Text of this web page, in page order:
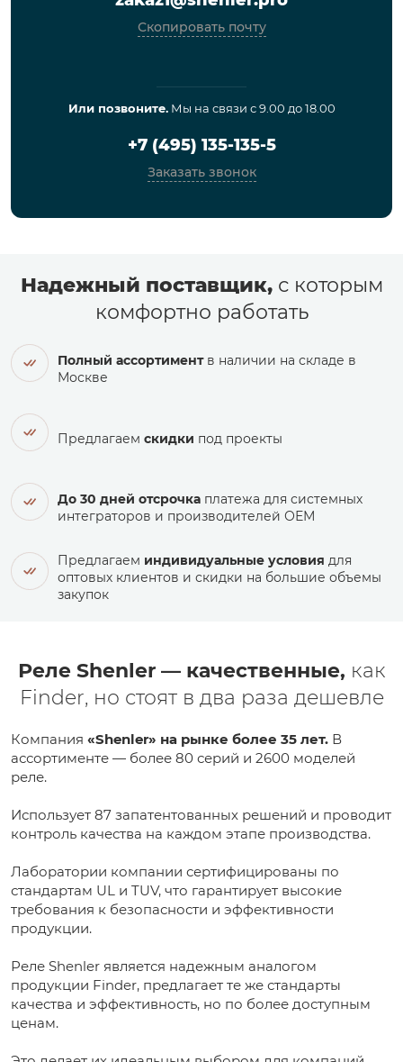
Скопировать почту
Или позвоните.Мы на связи с 9.00 до 18.00
+7 (495) 135-135-5
Заказать звонок
Надежный поставщик,с которым
комфортно работать
Полный ассортиментв наличии на складе в
Москве
Предлагаем скидки под проекты
До 30 дней отсрочка платежа для системных
интеграторов и производителей ОЕМ
Предлагаем индивидуальные условия для
оптовых клиентов и скидки на большие объемы
закупок
Реле Shenler — качественные, как
Finder, но стоят в два раза дешевле
Компания «Shenler» на рынке более 35 лет. В
ассортименте — более 80 серий и 2600 моделей
реле.
Использует 87 запатентованных решений и проводит
контроль качества на каждом этапе производства.
Лаборатории компании сертифицированы по
стандартам UL и TUV, что гарантирует высокие
требования к безопасности и эффективности
продукции.
Реле Shenler является надежным аналогом
продукции Finder, предлагает те же стандарты
качества и эффективность, но по более доступным
ценам.